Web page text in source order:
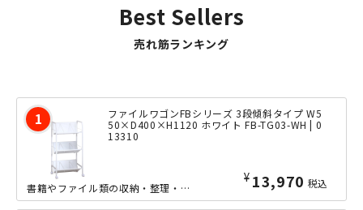
Best Sellers
売れ筋ランキング
ファイルワゴンFBシリーズ 3段傾斜タイプ W5
50×D400×H1120 ホワイト FB-TG03-WH | 0
13310
¥ 13,970 税込
書籍やファイル類の収納・整理・運搬に便利な、3段傾斜タイプのファイルワゴンとなっ...